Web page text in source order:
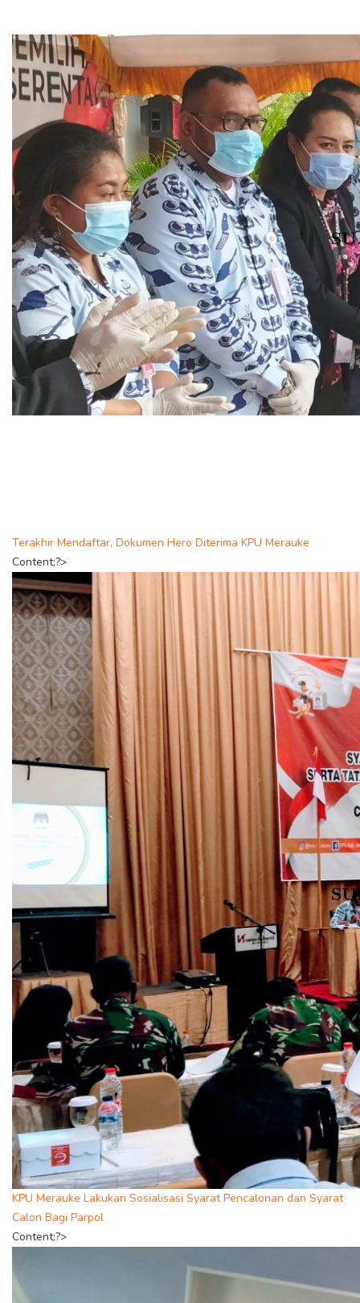
Terakhir Mendaftar, Dokumen Hero Diterima KPU Merauke
Content;?>
KPU Merauke Lakukan Sosialisasi Syarat Pencalonan dan Syarat
Calon Bagi Parpol
Content;?>